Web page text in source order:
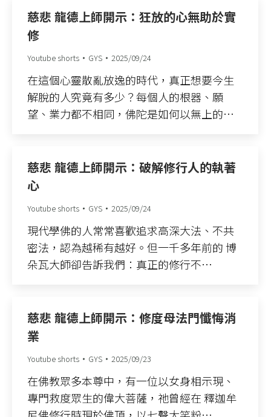
慈悲 龍德上師開示：狂放的心無助於實
修
Youtube shorts GYS 2025/09/24
在這個心靈散亂放逸的時代，真正想要今生
解脫的人究竟有多少？每個人的根器、願
望、業力都不相同，佛陀是如何以無上的…
慈悲 龍德上師開示：破解修行人的執著
心
Youtube shorts GYS 2025/09/24
現代學佛的人常常喜歡追求高深大法、不共
密法，認為越稀有越好。但一千多年前的 博
朵瓦大師卻告訴我們：真正的修行不…
慈悲 龍德上師開示：修度母法門懺悔消
業
Youtube shorts GYS 2025/09/23
在佛教眾多本尊中，有一位以女身相示現、
專門救度眾生的偉大菩薩，祂曾經在 釋迦牟